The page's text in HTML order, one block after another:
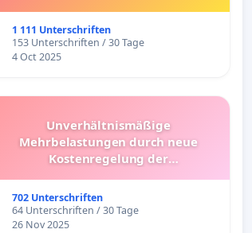
1 111 Unterschriften
153 Unterschriften / 30 Tage
4 Oct 2025
Unverhältnismäßige
Mehrbelastungen durch neue
Kostenregelung der
Überprüfung und Alternativen
702 Unterschriften
64 Unterschriften / 30 Tage
26 Nov 2025